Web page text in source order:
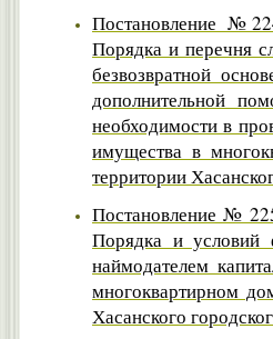
Постановление №
Порядка и перечня
безвозвратной
дополнительной
необходимости в
имущества в
территории
Постановление №
Порядка и условий
наймодателем
многоквартирном
Хасанского